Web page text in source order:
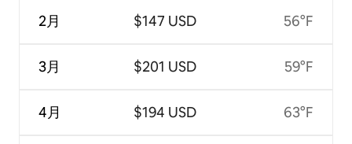
2月
3月
4月
$147 USD
$201 USD
$194 USD
56°F
59°F
63°F